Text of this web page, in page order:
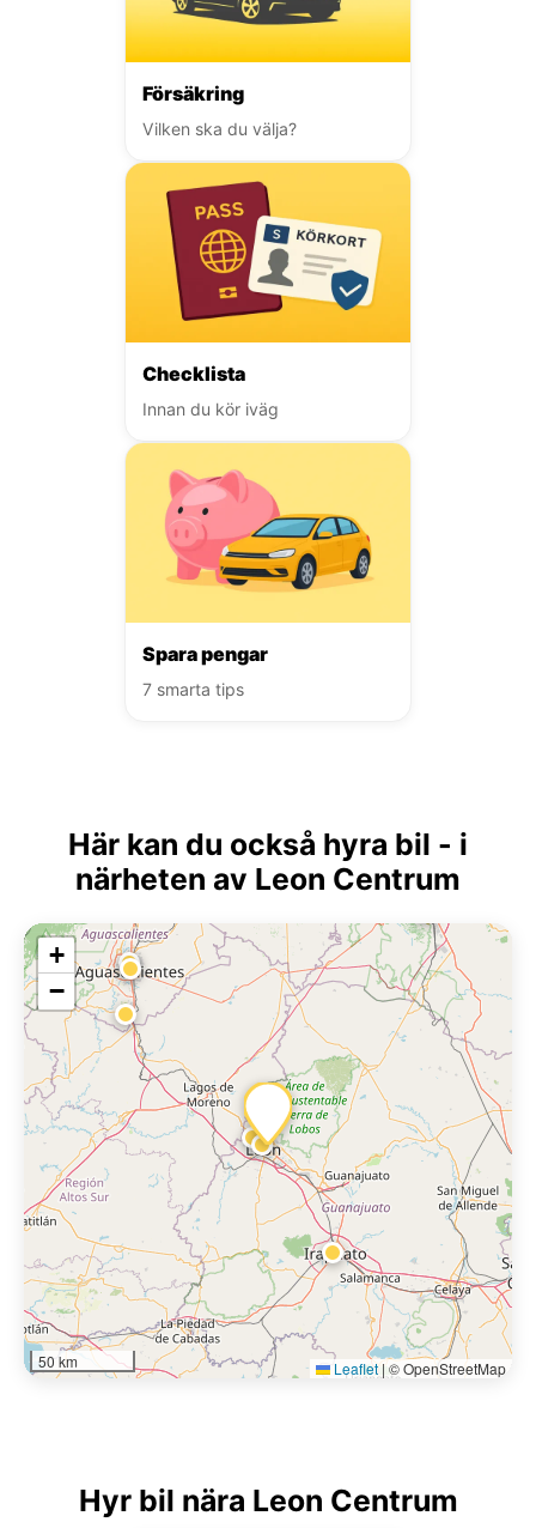
Försäkring
Vilken ska du välja?
Checklista
Innan du kör iväg
Spara pengar
7 smarta tips
Här kan du också hyra bil - i
närheten av Leon Centrum
+
−
50 km Leaflet | © OpenStreetMap
Hyr bil nära Leon Centrum